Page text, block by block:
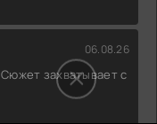
06.08.26
захватывает с